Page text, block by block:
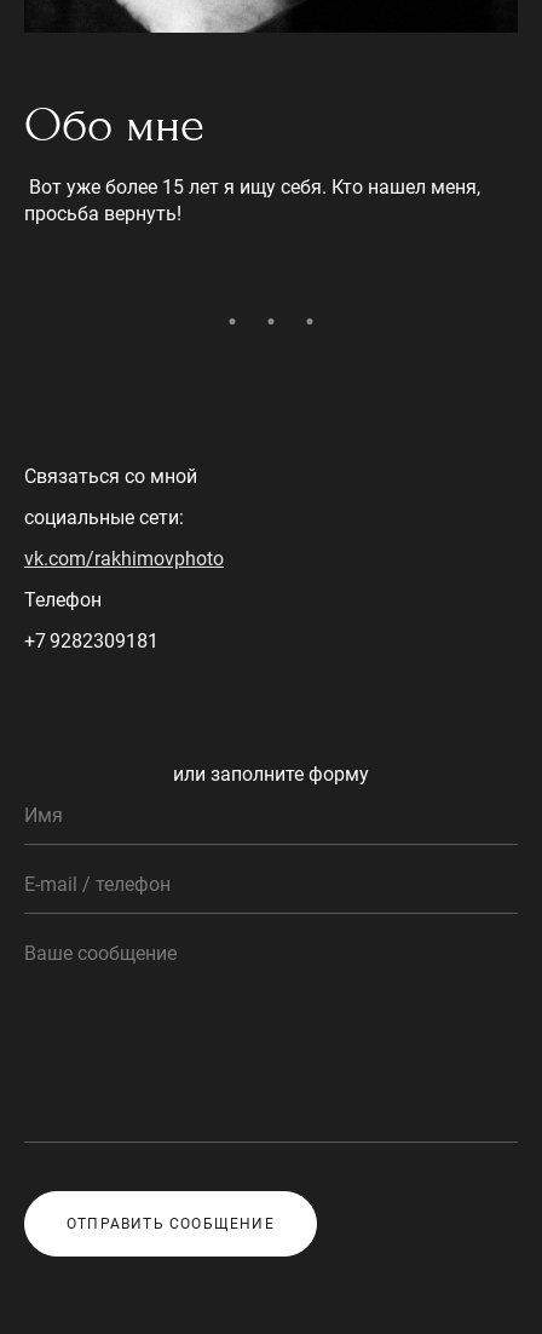
Обо мне
Вот уже более 15 лет я ищу себя. Кто нашел меня,
просьба вернуть!
Связаться со мной
социальные сети:
vk.com/rakhimovphoto
Телефон
+7 9282309181
или заполните форму
ОТПРАВИТЬ СООБЩЕНИЕ